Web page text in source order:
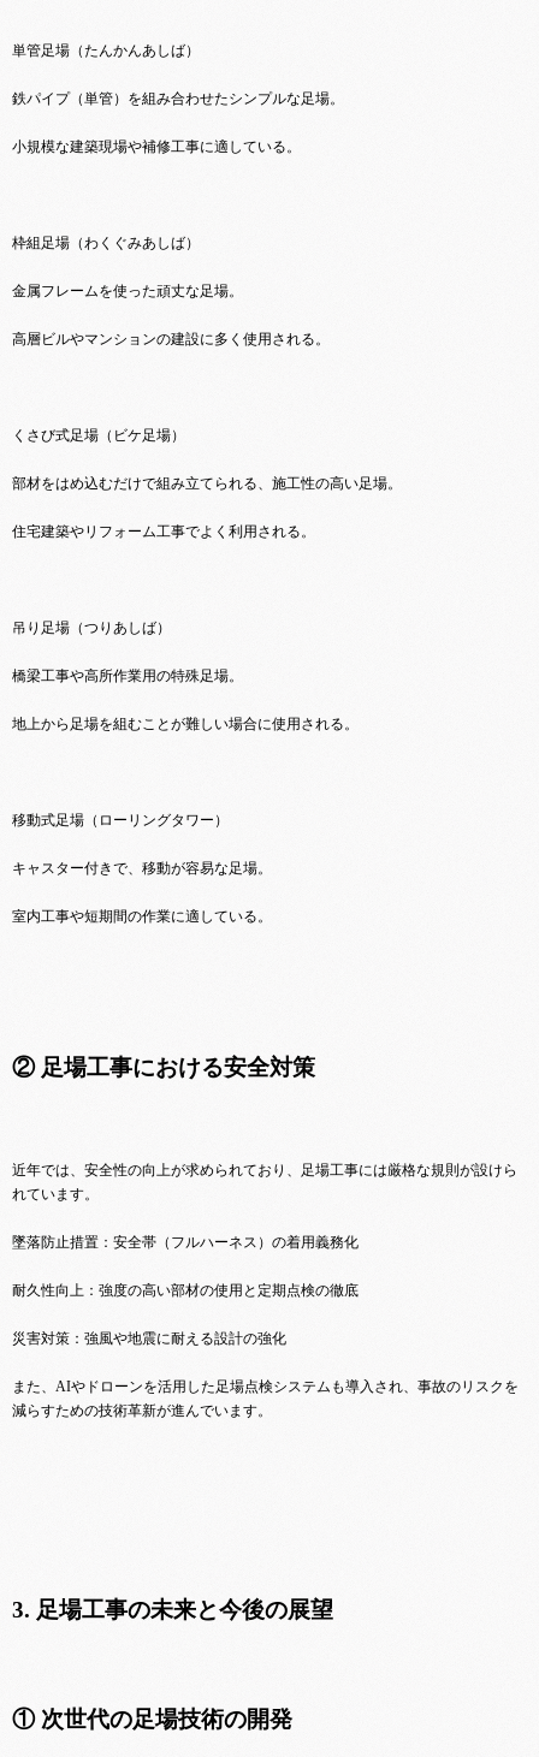
単管足場（たんかんあしば）
鉄パイプ（単管）を組み合わせたシンプルな足場。
小規模な建築現場や補修工事に適している。
枠組足場（わくぐみあしば）
金属フレームを使った頑丈な足場。
高層ビルやマンションの建設に多く使用される。
くさび式足場（ビケ足場）
部材をはめ込むだけで組み立てられる、施工性の高い足場。
住宅建築やリフォーム工事でよく利用される。
吊り足場（つりあしば）
橋梁工事や高所作業用の特殊足場。
地上から足場を組むことが難しい場合に使用される。
移動式足場（ローリングタワー）
キャスター付きで、移動が容易な足場。
室内工事や短期間の作業に適している。
② 足場工事における安全対策
近年では、安全性の向上が求められており、足場工事には厳格な規則が設けら
れています。
墜落防止措置：安全帯（フルハーネス）の着用義務化
耐久性向上：強度の高い部材の使用と定期点検の徹底
災害対策：強風や地震に耐える設計の強化
また、AIやドローンを活用した足場点検システムも導入され、事故のリスクを
減らすための技術革新が進んでいます。
3. 足場工事の未来と今後の展望
① 次世代の足場技術の開発